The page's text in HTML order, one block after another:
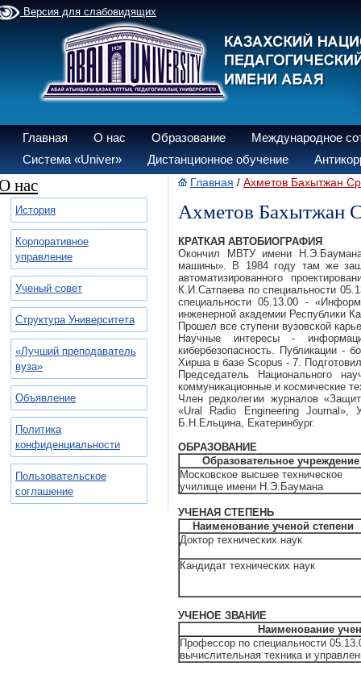
Версия для слабовидящих
Главная О нас Образование
Международное
Система «Univer»
Дистанционное обучение
нас
История
Корпоративное
управление
Ученый совет
Структура Университета
«Лучший преподаватель
вуза»
Объявление
Политика
конфиденциальности
Пользовательское
соглашение
Главная / Ахметов Бахытжан
Ахметов Бахытжан
КРАТКАЯ АВТОБИОГРАФИЯ
Окончил МВТУ имени
машины». В 1984 году там же
автоматизированного
К.И.Сатпаева по специальности
специальности 05.13.00 -
инженерной академии Республики
Прошел все ступени вузовской
Научные интересы -
кибербезопасность. Публикации -
Хирша в базе Scopus - 7.
Председатель Национального
коммуникационные и космические
Член редколегии журналов
«Ural Radio Engineering Journal»,
Б.Н.Ельцина, Екатеринбург.
ОБРАЗОВАНИЕ
Образовательное учреждение
Московское высшее техническое
училище имени Н.Э.Баумана
УЧЕНАЯ СТЕПЕНЬ
Наименование ученой степени
Доктор технических наук
Кандидат технических наук
УЧЕНОЕ ЗВАНИЕ
Наименование
Профессор по специальности
вычислительная техника и